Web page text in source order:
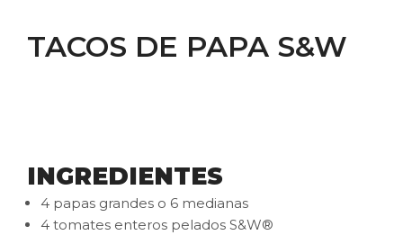
TACOS DE PAPA S&W
INGREDIENTES
4 papas grandes o 6 medianas
4 tomates enteros pelados S&W®